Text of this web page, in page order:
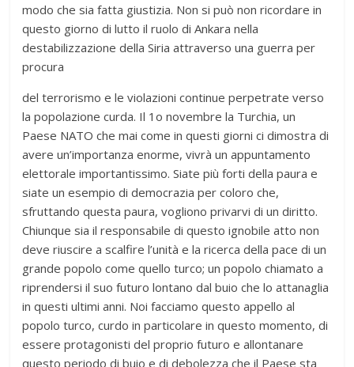
modo che sia fatta giustizia. Non si può non ricordare in
questo giorno di lutto il ruolo di Ankara nella
destabilizzazione della Siria attraverso una guerra per
procura
del terrorismo e le violazioni continue perpetrate verso
la popolazione curda. Il 1o novembre la Turchia, un
Paese NATO che mai come in questi giorni ci dimostra di
avere un’importanza enorme, vivrà un appuntamento
elettorale importantissimo. Siate più forti della paura e
siate un esempio di democrazia per coloro che,
sfruttando questa paura, vogliono privarvi di un diritto.
Chiunque sia il responsabile di questo ignobile atto non
deve riuscire a scalfire l’unità e la ricerca della pace di un
grande popolo come quello turco; un popolo chiamato a
riprendersi il suo futuro lontano dal buio che lo attanaglia
in questi ultimi anni. Noi facciamo questo appello al
popolo turco, curdo in particolare in questo momento, di
essere protagonisti del proprio futuro e allontanare
questo periodo di buio e di debolezza che il Paese sta